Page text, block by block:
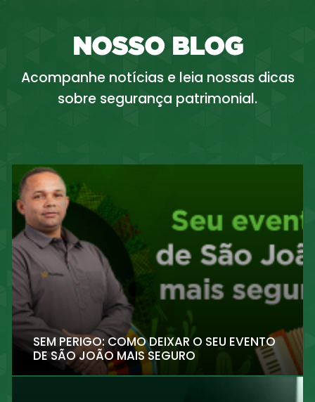
NOSSO BLOG
Acompanhe notícias e leia nossas dicas
sobre segurança patrimonial.
SEM PERIGO: COMO DEIXAR O SEU EVENTO
DE SÃO JOÃO MAIS SEGURO